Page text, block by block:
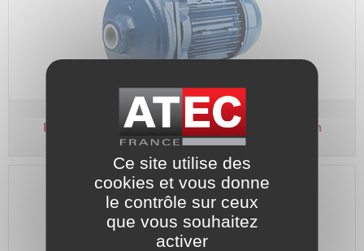
Pompe centrifuge - KMTri 400 V - 1 turbine laiton
Ce site utilise des
cookies et vous donne
le contrôle sur ceux
que vous souhaitez
activer